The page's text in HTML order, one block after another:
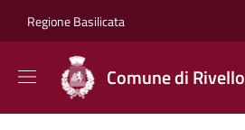
Regione Basilicata
Comune di Rivello